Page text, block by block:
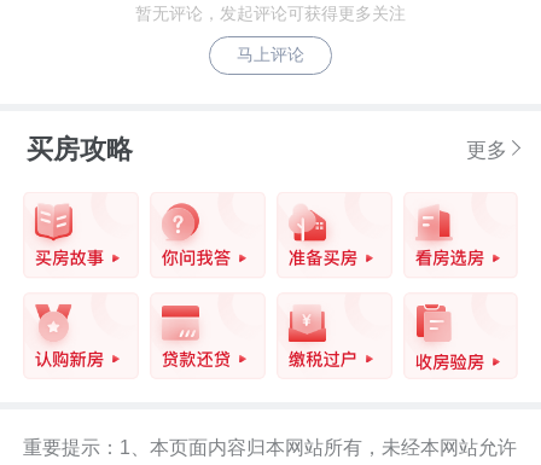
暂无评论，发起评论可获得更多关注
马上评论
买房攻略 更多
重要提示：1、本页面内容归本网站所有，未经本网站允许